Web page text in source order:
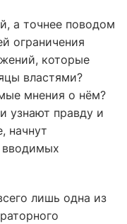
а точнее поводом
ограничения
которые
властями?
мнения о нём?
узнают правду и
начнут
вводимых
лишь одна из